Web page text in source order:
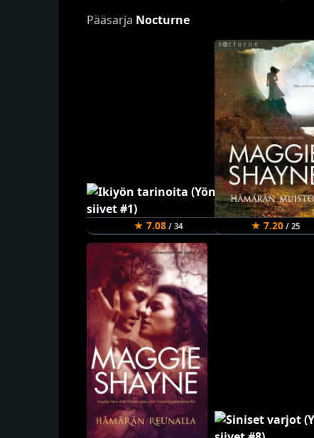
Pääsarja Nocturne
★ 7.08/ 34 ★ 7.20/ 25